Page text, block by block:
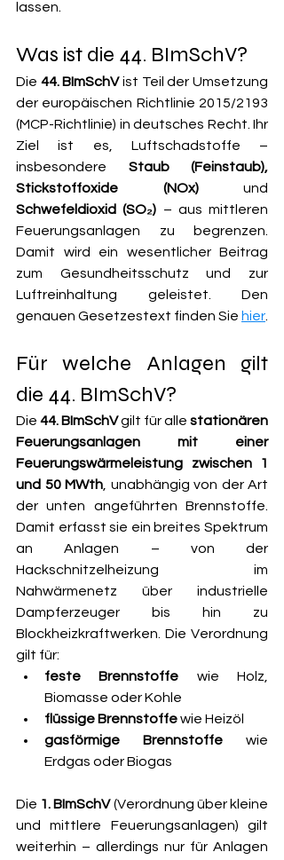
lassen.
Was ist die 44. BImSchV?
Die 44. BImSchV ist Teil der Umsetzung
der europäischen Richtlinie 2015/2193
(MCP-Richtlinie) in deutsches Recht. Ihr
Ziel ist es, Luftschadstoffe –
insbesondere Staub (Feinstaub),
Stickstoffoxide (NOx)
Schwefeldioxid (SO₂) – aus mittleren
Feuerungsanlagen zu begrenzen.
Damit wird ein wesentlicher Beitrag
zum Gesundheitsschutz und zur
Luftreinhaltung geleistet. Den
genauen Gesetzestext finden Sie hier
Für welche Anlagen gilt
die 44. BImSchV?
Die 44. BImSchV gilt für alle stationären
Feuerungsanlagen mit einer
Feuerungswärmeleistung zwischen 1
und 50 MWth , unabhängig von der Art
der unten angeführten Brennstoffe.
Damit erfasst sie ein breites Spektrum
an Anlagen – von der
Hackschnitzelheizung im
Nahwärmenetz über industrielle
Dampferzeuger bis hin zu
Blockheizkraftwerken. Die Verordnung
gilt für:
feste Brennstoffe wie Holz,
Biomasse oder Kohle
flüssige Brennstoffe wie Heizöl
gasförmige Brennstoffe wie
Erdgas oder Biogas
Die 1. BImSchV (Verordnung über kleine
und mittlere Feuerungsanlagen) gilt